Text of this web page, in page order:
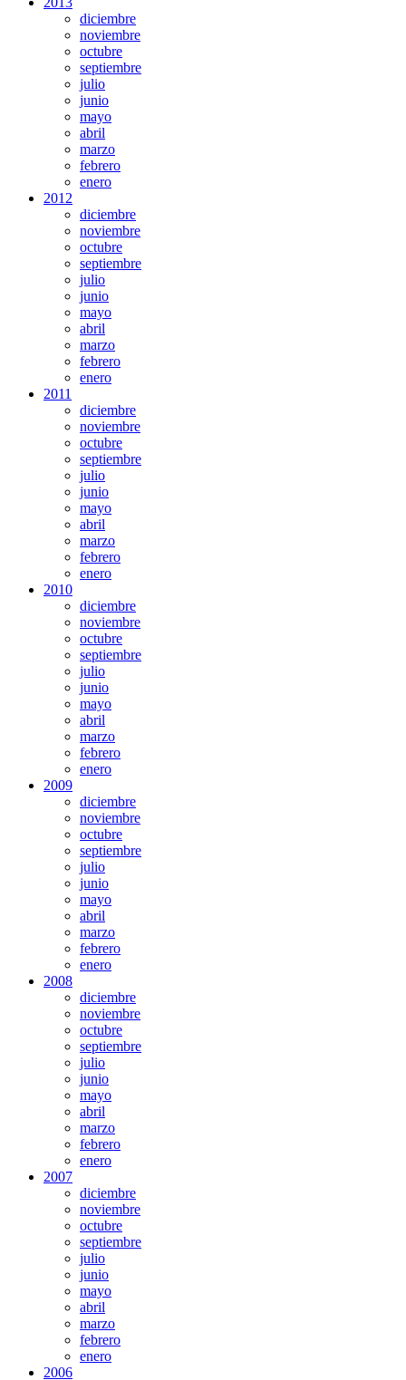
diciembre
noviembre
octubre
septiembre
julio
junio
mayo
abril
marzo
febrero
enero
2012
diciembre
noviembre
octubre
septiembre
julio
junio
mayo
abril
marzo
febrero
enero
2011
diciembre
noviembre
octubre
septiembre
julio
junio
mayo
abril
marzo
febrero
enero
2010
diciembre
noviembre
octubre
septiembre
julio
junio
mayo
abril
marzo
febrero
enero
2009
diciembre
noviembre
octubre
septiembre
julio
junio
mayo
abril
marzo
febrero
enero
2008
diciembre
noviembre
octubre
septiembre
julio
junio
mayo
abril
marzo
febrero
enero
2007
diciembre
noviembre
octubre
septiembre
julio
junio
mayo
abril
marzo
febrero
enero
2006